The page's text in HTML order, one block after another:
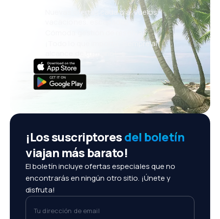
Nuevas ofertas cada día: vuelos,
vacaciones, escapadas
Cómoda gestión de reservas
¡Todo lo que importa, siempre al
¡Los suscriptoresdel boletín
viajan más barato!
El boletín incluye ofertas especiales que no
encontrarás en ningún otro sitio. ¡Únete y
disfruta!
Tu dirección de email